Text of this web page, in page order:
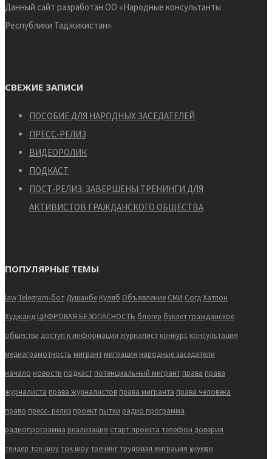
Данный сайт разработан ОО «Народные консультанты
Республики Таджикистан».
СВЕЖИЕ ЗАПИСИ
ПОСОБИЕ ДЛЯ НАРОДНЫХ ЗАСЕДАТЕЛЕЙ
ПРЕСС-РЕЛИЗ
ВИДЕОРОЛИК
ПОДКАСТ
ПОСТ-РЕЛИЗ: ЗАВЕРШЕНЫ ТРЕНИНГИ ДЛЯ
АКТИВИСТОВ ГРАЖДАНСКОГО ОБЩЕСТВА
ПОПУЛЯРНЫЕ ТЕМЫ
lawTelegram-бот Душанбе Куляб Объявление СМИ СогдХатлон
Худжанд ЦИФРОВАЯ БЕЗОПАСНОСТЬ блогер буклет гражданское
общества доступ к информации журналист конкурс консультация
медиаграмотность мигрант миграция народные заседатели
начало новости подкаст потенциальный мигрант права права
журналиста права журналистов права мигранта права человека
право пресс- релиз проект пытки радио программа
радиопрограмма реализация старт проекта телефон доверия
тендер ток-шоуток шоутренингтрудовая миграция ҳукукҳои